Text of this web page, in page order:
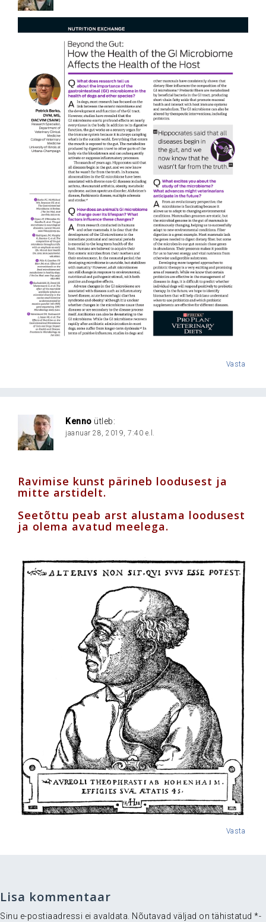
Vasta
Kenno ütleb:
jaanuar 28, 2019, 7:40 e.l.
Ravimise kunst pärineb loodusest ja
mitte arstidelt.
Seetõttu peab arst alustama loodusest
ja olema avatud meelega.
Vasta
Lisa kommentaar
Sinu e-postiaadressi ei avaldata. Nõutavad väljad on tähistatud *-